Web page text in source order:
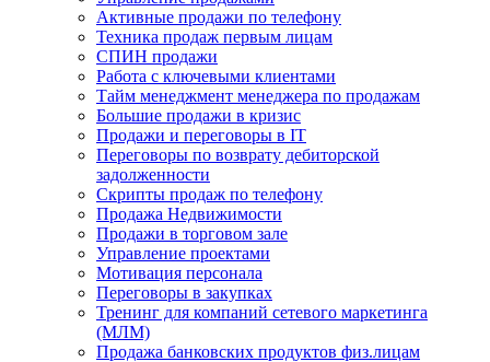
Активные продажи по телефону
Техника продаж первым лицам
СПИН продажи
Работа с ключевыми клиентами
Тайм менеджмент менеджера по продажам
Большие продажи в кризис
Продажи и переговоры в IT
Переговоры по возврату дебиторской
задолженности
Скрипты продаж по телефону
Продажа Недвижимости
Продажи в торговом зале
Управление проектами
Мотивация персонала
Переговоры в закупках
Тренинг для компаний сетевого маркетинга
(МЛМ)
Продажа банковских продуктов физ.лицам